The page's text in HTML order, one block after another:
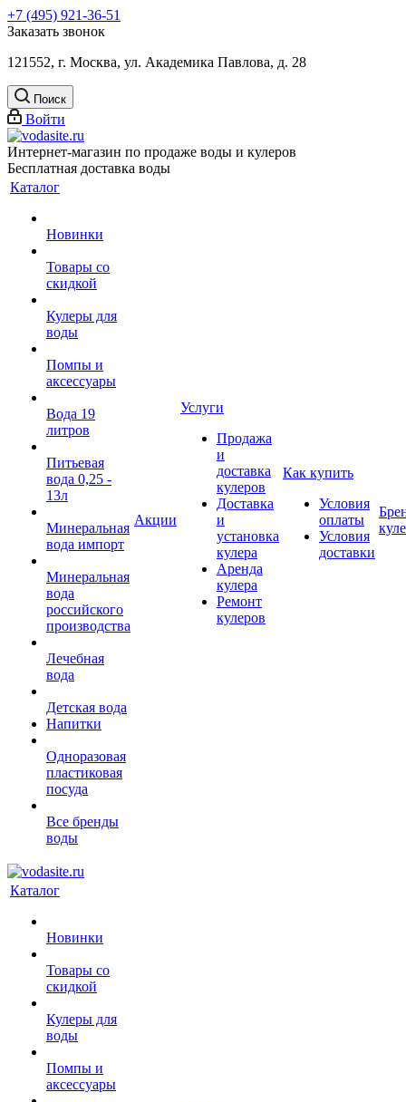
+7 (495) 921-36-51
Заказать звонок
121552, г. Москва, ул. Академика Павлова, д. 28
Поиск
Войти
Интернет-магазин по продаже воды и кулеров
Бесплатная доставка воды
Каталог
Новинки
Товары со
скидкой
Кулеры для
воды
Помпы и
аксессуары
Вода 19
литров
Питьевая
вода 0,25 -
13л
Минеральная
вода импорт
Минеральная
вода
российского
производства
Лечебная
вода
Детская вода
Напитки
Одноразовая
пластиковая
посуда
Все бренды
воды
Акции
Услуги
Продажа
и
доставка
кулеров
Доставка
и
установка
кулера
Аренда
кулера
Ремонт
кулеров
Как купить
Условия
оплаты
Условия
доставки
Каталог
Новинки
Товары со
скидкой
Кулеры для
воды
Помпы и
аксессуары